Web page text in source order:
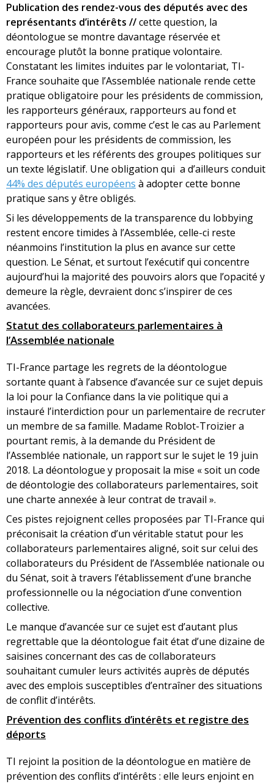
Publication des rendez-vous des députés avec des
représentants d’intérêts //cette question, la
déontologue se montre davantage réservée et
encourage plutôt la bonne pratique volontaire.
Constatant les limites induites par le volontariat, TI-
France souhaite que l’Assemblée nationale rende cette
pratique obligatoire pour les présidents de commission,
les rapporteurs généraux, rapporteurs au fond et
rapporteurs pour avis, comme c’est le cas au Parlement
européen pour les présidents de commission, les
rapporteurs et les référents des groupes politiques sur
un texte législatif. Une obligation qui a d’ailleurs conduit
44% des députés européens à adopter cette bonne
pratique sans y être obligés.
Si les développements de la transparence du lobbying
restent encore timides à l’Assemblée, celle-ci reste
néanmoins l’institution la plus en avance sur cette
question. Le Sénat, et surtout l’exécutif qui concentre
aujourd’hui la majorité des pouvoirs alors que l’opacité y
demeure la règle, devraient donc s’inspirer de ces
avancées.
Statut des collaborateurs parlementaires à
l’Assemblée nationale
TI-France partage les regrets de la déontologue
sortante quant à l’absence d’avancée sur ce sujet depuis
la loi pour la Confiance dans la vie politique qui a
instauré l’interdiction pour un parlementaire de recruter
un membre de sa famille. Madame Roblot-Troizier a
pourtant remis, à la demande du Président de
l’Assemblée nationale, un rapport sur le sujet le 19 juin
2018. La déontologue y proposait la mise « soit un code
de déontologie des collaborateurs parlementaires, soit
une charte annexée à leur contrat de travail ».
Ces pistes rejoignent celles proposées par TI-France qui
préconisait la création d’un véritable statut pour les
collaborateurs parlementaires aligné, soit sur celui des
collaborateurs du Président de l’Assemblée nationale ou
du Sénat, soit à travers l’établissement d’une branche
professionnelle ou la négociation d’une convention
collective.
Le manque d’avancée sur ce sujet est d’autant plus
regrettable que la déontologue fait état d’une dizaine de
saisines concernant des cas de collaborateurs
souhaitant cumuler leurs activités auprès de députés
avec des emplois susceptibles d’entraîner des situations
de conflit d’intérêts.
Prévention des conflits d’intérêts et registre des
déports
TI rejoint la position de la déontologue en matière de
prévention des conflits d’intérêts : elle leurs enjoint en